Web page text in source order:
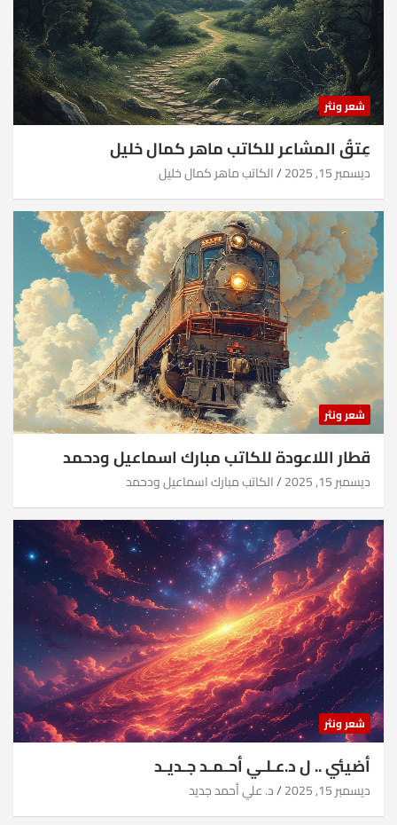
شعر ونثر
عِتقُ المشاعر للكاتب ماهر كمال خليل
ديسمبر 15, 2025 الكاتب ماهر كمال خليل
شعر ونثر
قطار اللاعودة للكاتب مبارك اسماعيل ودحمد
ديسمبر 15, 2025 الكاتب مبارك اسماعيل ودحمد
شعر ونثر
أضيئي .. ل د.عـلـي أحـمـد جـديـد
ديسمبر 15, 2025 د. علي أحمد جديد